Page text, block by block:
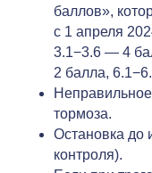
баллов»,
с 1 апреля
3.1−3.6 — 4
2 балла,
тормоза.
Остановка до
контроля).